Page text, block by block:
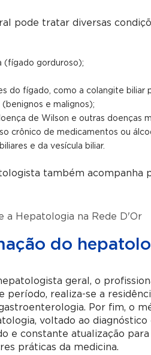
pode tratar diversas
(fígado gorduroso);
do fígado, como a colangite biliar
(benignos e malignos);
de Wilson e outras doenças
crônico de medicamentos ou
e da vesícula biliar.
também acompanha
a Hepatologia na Rede D'Or
do
geral, o
período, realiza-se a
Por fim, o
voltado ao
e constante atualização
práticas da medicina.